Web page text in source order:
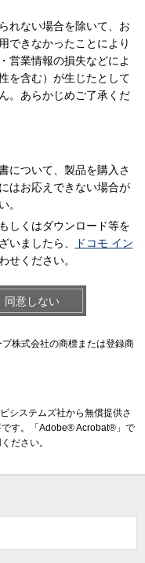
れない場合を除いて、お
できなかったことにより
営業情報の損失などによ
を含む）が生じたとして
。あらかじめご了承くだ
について、製品を購入さ
はお応えできない場合が
。
しくはダウンロード等を
いましたら、
ドコモ イン
せください。
同意しない
プ株式会社の商標または登録商
システムズ社から無償提供さ
です。「Adobe® Acrobat®」で
ださい。